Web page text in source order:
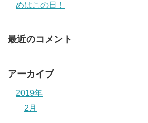
めはこの日！
最近のコメント
アーカイブ
2019年
2月